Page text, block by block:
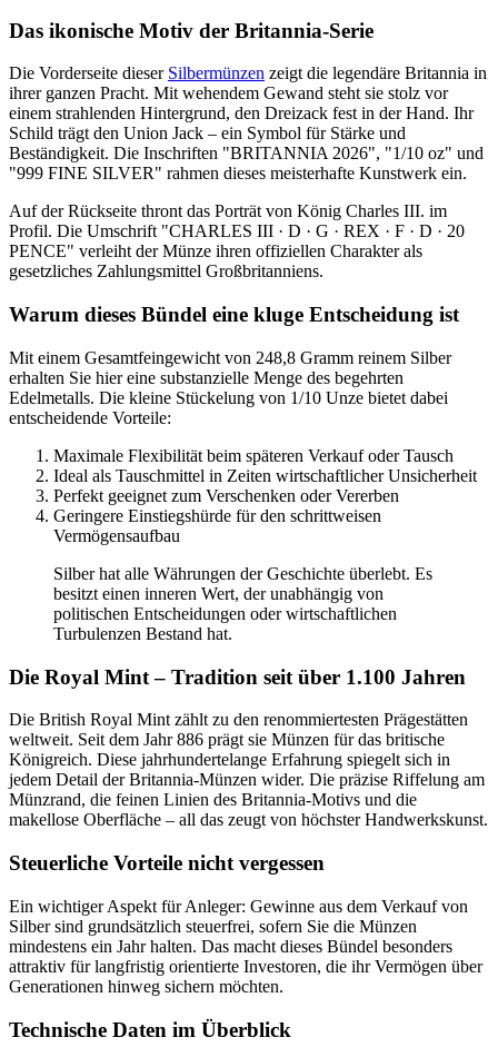
Das ikonische Motiv der Britannia-Serie
Die Vorderseite dieser Silbermünzen zeigt die legendäre Britannia in
ihrer ganzen Pracht. Mit wehendem Gewand steht sie stolz vor
einem strahlenden Hintergrund, den Dreizack fest in der Hand. Ihr
Schild trägt den Union Jack – ein Symbol für Stärke und
Beständigkeit. Die Inschriften "BRITANNIA 2026", "1/10 oz" und
"999 FINE SILVER" rahmen dieses meisterhafte Kunstwerk ein.
Auf der Rückseite thront das Porträt von König Charles III. im
Profil. Die Umschrift "CHARLES III · D · G · REX · F · D · 20
PENCE" verleiht der Münze ihren offiziellen Charakter als
gesetzliches Zahlungsmittel Großbritanniens.
Warum dieses Bündel eine kluge Entscheidung ist
Mit einem Gesamtfeingewicht von 248,8 Gramm reinem Silber
erhalten Sie hier eine substanzielle Menge des begehrten
Edelmetalls. Die kleine Stückelung von 1/10 Unze bietet dabei
entscheidende Vorteile:
Maximale Flexibilität beim späteren Verkauf oder Tausch
Ideal als Tauschmittel in Zeiten wirtschaftlicher Unsicherheit
Perfekt geeignet zum Verschenken oder Vererben
Geringere Einstiegshürde für den schrittweisen
Vermögensaufbau
Silber hat alle Währungen der Geschichte überlebt. Es
besitzt einen inneren Wert, der unabhängig von
politischen Entscheidungen oder wirtschaftlichen
Turbulenzen Bestand hat.
Die Royal Mint – Tradition seit über 1.100 Jahren
Die British Royal Mint zählt zu den renommiertesten Prägestätten
weltweit. Seit dem Jahr 886 prägt sie Münzen für das britische
Königreich. Diese jahrhundertelange Erfahrung spiegelt sich in
jedem Detail der Britannia-Münzen wider. Die präzise Riffelung am
Münzrand, die feinen Linien des Britannia-Motivs und die
makellose Oberfläche – all das zeugt von höchster Handwerkskunst.
Steuerliche Vorteile nicht vergessen
Ein wichtiger Aspekt für Anleger: Gewinne aus dem Verkauf von
Silber sind grundsätzlich steuerfrei, sofern Sie die Münzen
mindestens ein Jahr halten. Das macht dieses Bündel besonders
attraktiv für langfristig orientierte Investoren, die ihr Vermögen über
Generationen hinweg sichern möchten.
Technische Daten im Überblick